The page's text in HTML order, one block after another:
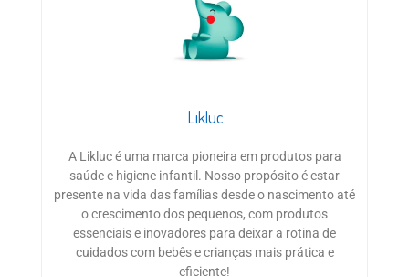
Likluc
A Likluc é uma marca pioneira em produtos para
saúde e higiene infantil. Nosso propósito é estar
presente na vida das famílias desde o nascimento até
o crescimento dos pequenos, com produtos
essenciais e inovadores para deixar a rotina de
cuidados com bebês e crianças mais prática e
eficiente!